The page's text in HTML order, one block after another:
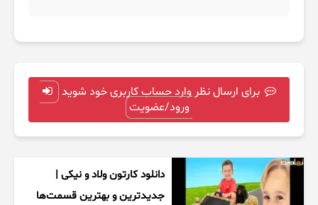
برای ارسال نظر وارد حساب کاربری خود شوید
ورود/عضویت
دانلود کارتون ولاد و نیکی |
جدیدترین و بهترین قسمت‌ها